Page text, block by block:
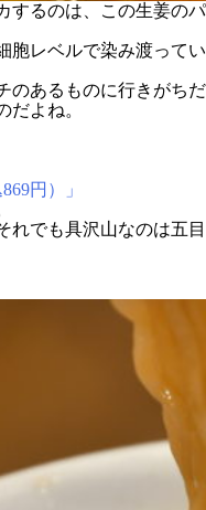
するのは、この生姜のパ
胞レベルで染み渡ってい
のあるものに行きがちだ
だよね。
円）」
れでも具沢山なのは五目